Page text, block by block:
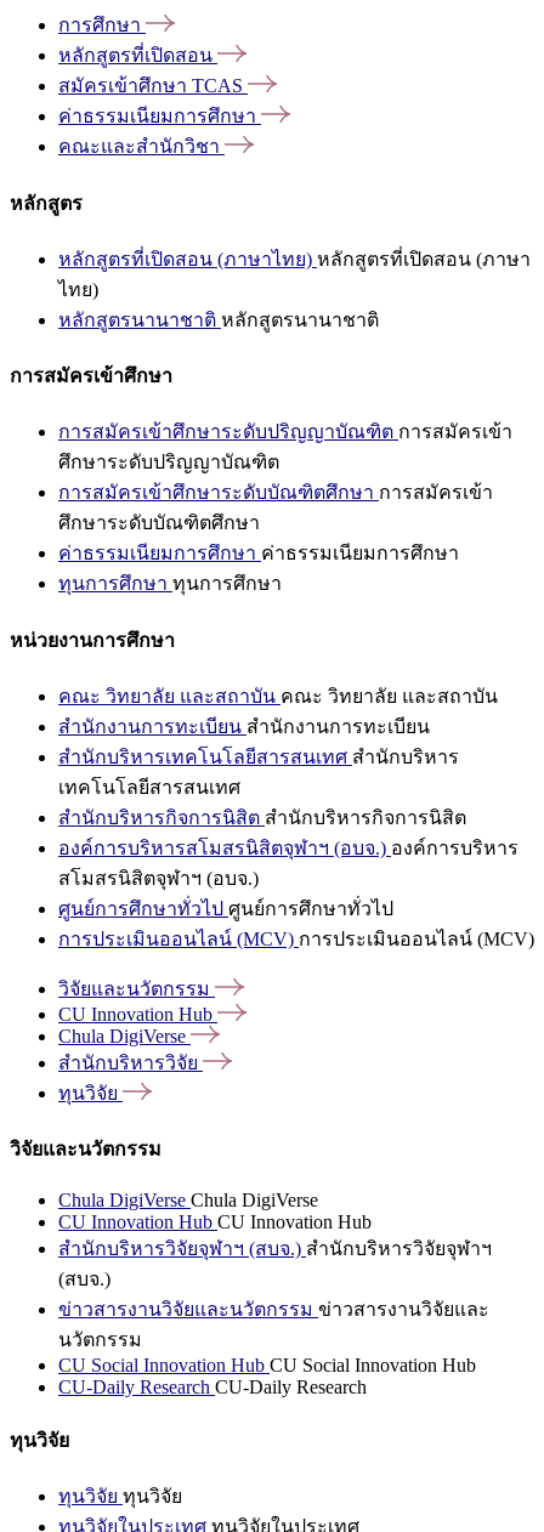
การศึกษา
หลักสูตรที่เปิดสอน
สมัครเข้าศึกษา TCAS
ค่าธรรมเนียมการศึกษา
คณะและสำนักวิชา
หลักสูตร
หลักสูตรที่เปิดสอน (ภาษาไทย) หลักสูตรที่เปิดสอน (ภาษา
ไทย)
หลักสูตรนานาชาติ หลักสูตรนานาชาติ
การสมัครเข้าศึกษา
การสมัครเข้าศึกษาระดับปริญญาบัณฑิต การสมัครเข้า
ศึกษาระดับปริญญาบัณฑิต
การสมัครเข้าศึกษาระดับบัณฑิตศึกษา การสมัครเข้า
ศึกษาระดับบัณฑิตศึกษา
ค่าธรรมเนียมการศึกษา ค่าธรรมเนียมการศึกษา
ทุนการศึกษา ทุนการศึกษา
หน่วยงานการศึกษา
คณะ วิทยาลัย และสถาบัน คณะ วิทยาลัย และสถาบัน
สำนักงานการทะเบียน สำนักงานการทะเบียน
สำนักบริหารเทคโนโลยีสารสนเทศ สำนักบริหาร
เทคโนโลยีสารสนเทศ
สำนักบริหารกิจการนิสิต สำนักบริหารกิจการนิสิต
องค์การบริหารสโมสรนิสิตจุฬาฯ (อบจ.) องค์การบริหาร
สโมสรนิสิตจุฬาฯ (อบจ.)
ศูนย์การศึกษาทั่วไป ศูนย์การศึกษาทั่วไป
การประเมินออนไลน์ (MCV) การประเมินออนไลน์ (MCV)
วิจัยและนวัตกรรม
CU Innovation Hub
Chula DigiVerse
สำนักบริหารวิจัย
ทุนวิจัย
วิจัยและนวัตกรรม
Chula DigiVerse Chula DigiVerse
CU Innovation Hub CU Innovation Hub
สำนักบริหารวิจัยจุฬาฯ (สบจ.) สำนักบริหารวิจัยจุฬาฯ
(สบจ.)
ข่าวสารงานวิจัยและนวัตกรรม ข่าวสารงานวิจัยและ
นวัตกรรม
CU Social Innovation Hub CU Social Innovation Hub
CU-Daily Research CU-Daily Research
ทุนวิจัย
ทุนวิจัย ทุนวิจัย
ทุนวิจัยในประเทศ ทุนวิจัยในประเทศ